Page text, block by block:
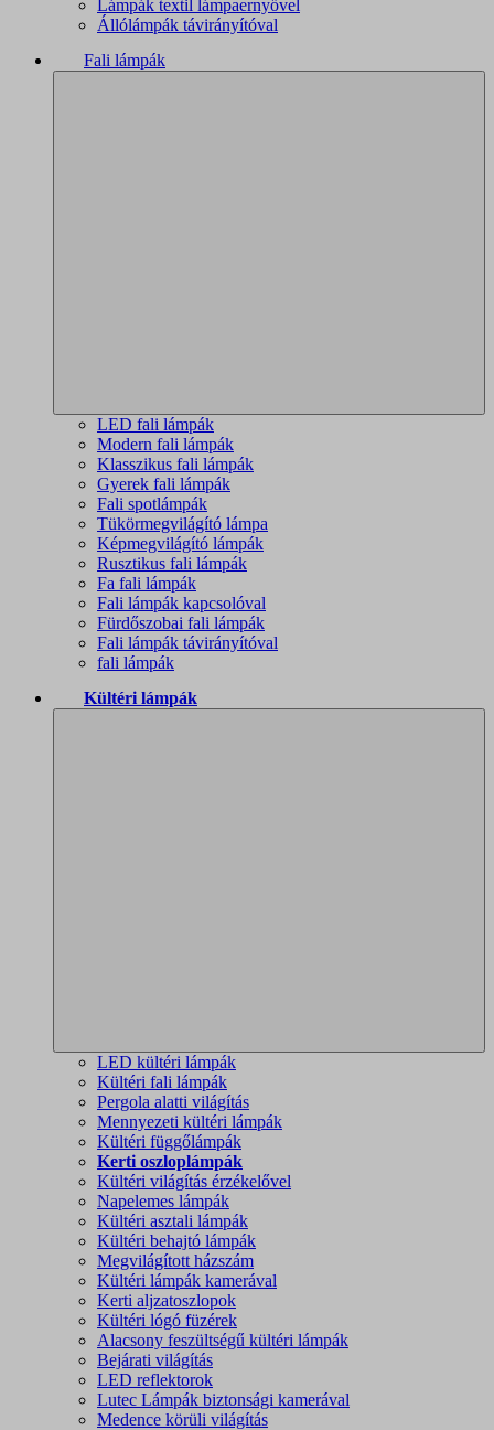
Lámpák textil lámpaernyővel
Állólámpák távirányítóval
Fali lámpák
LED fali lámpák
Modern fali lámpák
Klasszikus fali lámpák
Gyerek fali lámpák
Fali spotlámpák
Tükörmegvilágító lámpa
Képmegvilágító lámpák
Rusztikus fali lámpák
Fa fali lámpák
Fali lámpák kapcsolóval
Fürdőszobai fali lámpák
Fali lámpák távirányítóval
fali lámpák
Kültéri lámpák
LED kültéri lámpák
Kültéri fali lámpák
Pergola alatti világítás
Mennyezeti kültéri lámpák
Kültéri függőlámpák
Kerti oszloplámpák
Kültéri világítás érzékelővel
Napelemes lámpák
Kültéri asztali lámpák
Kültéri behajtó lámpák
Megvilágított házszám
Kültéri lámpák kamerával
Kerti aljzatoszlopok
Kültéri lógó füzérek
Alacsony feszültségű kültéri lámpák
Bejárati világítás
LED reflektorok
Lutec Lámpák biztonsági kamerával
Medence körüli világítás